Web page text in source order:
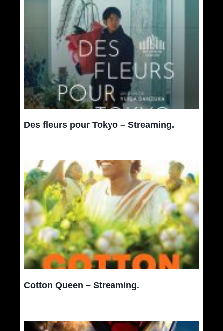
Des fleurs pour Tokyo – Streaming.
Cotton Queen – Streaming.